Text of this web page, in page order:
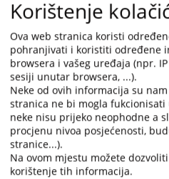
1645
Korištenje
Ova web stranica koristi
pohranjivati i koristiti određene
browsera i vašeg uređaja (npr.
sesiji unutar browsera, ...).
Neke od ovih informacija su
stranica ne bi mogla
neke nisu prijeko neophodne a
procjenu nivoa posjećenosti,
stranice...).
Na ovom mjestu možete
korištenje tih informacija.